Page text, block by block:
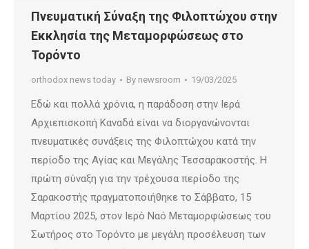
Πνευματική Σύναξη της Φιλοπτώχου στην
Εκκλησία της Μεταμορφώσεως στο
Τορόντο
orthodox news today By newsroom 19/03/2025
Εδώ και πολλά χρόνια, η παράδοση στην Ιερά
Αρχιεπισκοπή Καναδά είναι να διοργανώνονται
πνευματικές συνάξεις της Φιλοπτώχου κατά την
περίοδο της Αγίας και Μεγάλης Τεσσαρακοστής. Η
πρώτη σύναξη για την τρέχουσα περίοδο της
Σαρακοστής πραγματοποιήθηκε το Σάββατο, 15
Μαρτίου 2025, στον Ιερό Ναό Μεταμορφώσεως του
Σωτήρος στο Τορόντο με μεγάλη προσέλευση των